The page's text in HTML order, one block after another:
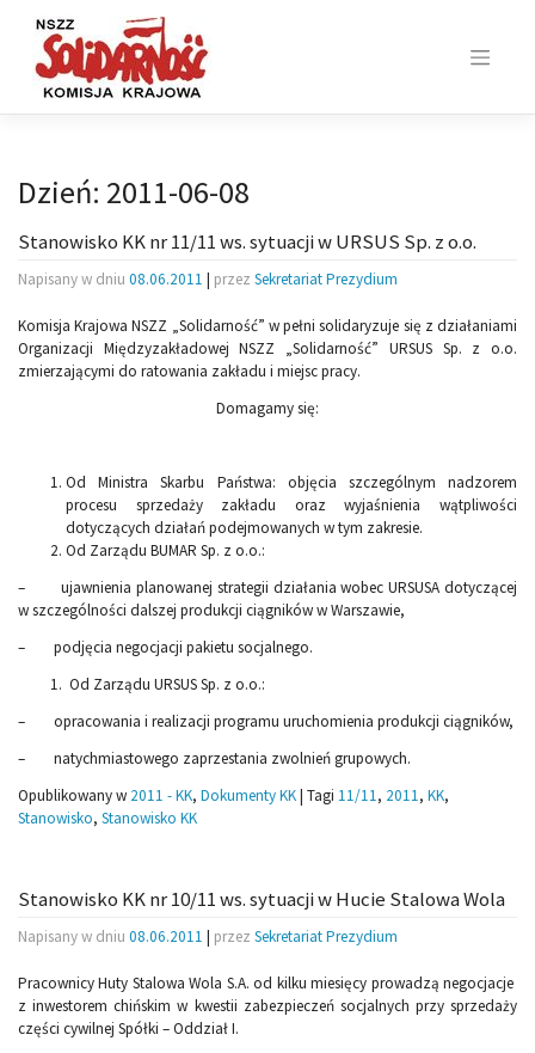
content
Dzień: 2011-06-08
Stanowisko KK nr 11/11 ws. sytuacji w URSUS Sp. z o.o.
Napisany w dniu 08.06.2011 | przez Sekretariat Prezydium
Komisja Krajowa NSZZ „Solidarność” w pełni solidaryzuje się z działaniami
Organizacji Międzyzakładowej NSZZ „Solidarność” URSUS Sp. z o.o.
zmierzającymi do ratowania zakładu i miejsc pracy.
Domagamy się:
Od Ministra Skarbu Państwa: objęcia szczególnym nadzorem
procesu sprzedaży zakładu oraz wyjaśnienia wątpliwości
dotyczących działań podejmowanych w tym zakresie.
Od Zarządu BUMAR Sp. z o.o.:
– ujawnienia planowanej strategii działania wobec URSUSA dotyczącej
w szczególności dalszej produkcji ciągników w Warszawie,
– podjęcia negocjacji pakietu socjalnego.
Od Zarządu URSUS Sp. z o.o.:
– opracowania i realizacji programu uruchomienia produkcji ciągników,
– natychmiastowego zaprzestania zwolnień grupowych.
Opublikowany w 2011 - KK, Dokumenty KK| Tagi 11/11, 2011, KK,
Stanowisko, Stanowisko KK
Stanowisko KK nr 10/11 ws. sytuacji w Hucie Stalowa Wola
Napisany w dniu 08.06.2011 | przez Sekretariat Prezydium
Pracownicy Huty Stalowa Wola S.A. od kilku miesięcy prowadzą negocjacje
z inwestorem chińskim w kwestii zabezpieczeń socjalnych przy sprzedaży
części cywilnej Spółki – Oddział I.